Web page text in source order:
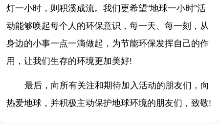
灯一小时，则积溪成流。我们更希望“地球一小时”活
动能够唤起每个人的环保意识，每一天、每一刻，从
身边的小事一点一滴做起，为节能环保发挥自己的作
用，让我们生存的环境更加美好!
最后，向所有关注和期待加入活动的朋友们，向
热爱地球，并积极主动保护地球环境的朋友们，致敬!